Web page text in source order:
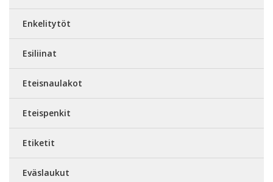
Enkelitytöt
Esiliinat
Eteisnaulakot
Eteispenkit
Etiketit
Eväslaukut